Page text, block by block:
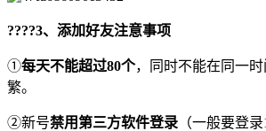
????3、添加好友注意事项
①每天不能超过80个，同时不能在同一
繁。
②新号禁用第三方软件登录 （一般要登